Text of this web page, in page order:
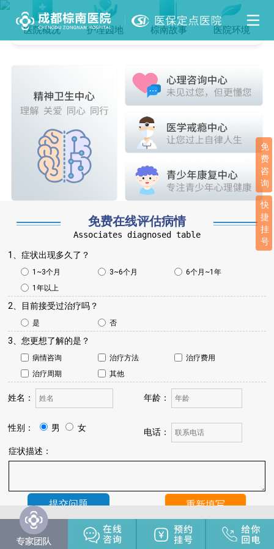
医院概况 护理园地 棕南故事 医院环境
免费在线评估病情
Associates diagnosed table
1、症状出现多久了？
1~3个月 3~6个月
6个月~1年
1年以上
2、目前接受过治疗吗？
是 否
3、您更想了解的是？
病情咨询 治疗方法
治疗费用
治疗周期
其他
姓名： 年龄：
性别： 男 女
电话：
症状描述：
温馨提示：
我院将于24小时内与您联系，请保持手机畅通，注
意来电。
免
费
咨
询
快
捷
挂
号